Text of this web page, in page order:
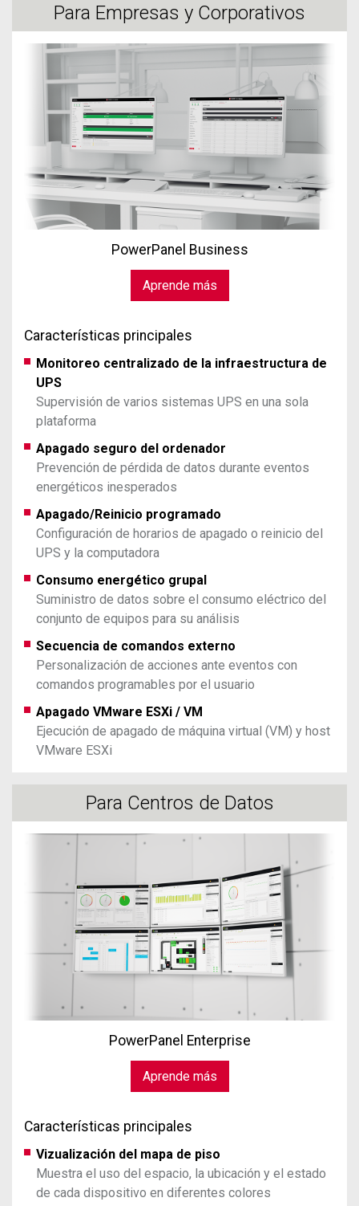
Para Empresas y Corporativos
PowerPanel Business
Aprende más
Características principales
Monitoreo centralizado de la infraestructura de
UPS
Supervisión de varios sistemas UPS en una sola
plataforma
Apagado seguro del ordenador
Prevención de pérdida de datos durante eventos
energéticos inesperados
Apagado/Reinicio programado
Configuración de horarios de apagado o reinicio del
UPS y la computadora
Consumo energético grupal
Suministro de datos sobre el consumo eléctrico del
conjunto de equipos para su análisis
Secuencia de comandos externo
Personalización de acciones ante eventos con
comandos programables por el usuario
Apagado VMware ESXi / VM
Ejecución de apagado de máquina virtual (VM) y host
VMware ESXi
Para Centros de Datos
PowerPanel Enterprise
Aprende más
Características principales
Vizualización del mapa de piso
Muestra el uso del espacio, la ubicación y el estado
de cada dispositivo en diferentes colores